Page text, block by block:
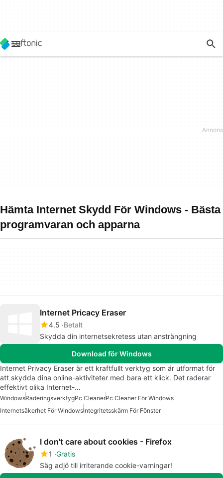
Hämta Internet Skydd För Windows - Bästa
programvaran och apparna
Internet Pricacy Eraser
4.5 Betalt
Skydda din internetsekretess utan ansträngning
Download för Windows
Internet Privacy Eraser är ett kraftfullt verktyg som är utformat för
att skydda dina online-aktiviteter med bara ett klick. Det raderar
effektivt olika Internet-…
WindowsRaderingsverktygPc CleanerPc Cleaner För Windows
Internetsäkerhet För WindowsIntegritetsskärm För Fönster
I don't care about cookies - Firefox
1 Gratis
Säg adjö till irriterande cookie-varningar!